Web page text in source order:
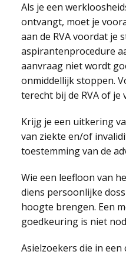
Als je een
ontvangt, moet je
aan de RVA voordat je
aspirantenprocedure
aanvraag niet wordt
onmiddellijk stoppen.
terecht bij de RVA of je
Krijg je een uitkering
van ziekte en/of
toestemming van de
Wie een leefloon van
diens persoonlijke
hoogte brengen. Een
goedkeuring is niet
Asielzoekers die in